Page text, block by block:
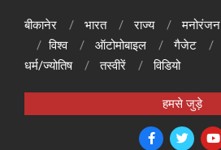
बीकानेर भारत राज्य मनोरंजन
विश्व
ऑटोमोबाइल गैजेट
धर्म/ज्योतिष
तस्वीरें विडियो
हमसे जुड़े